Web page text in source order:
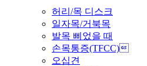
허리/목 디스크
일자목/거북목
발목 삐었을 때
손목통증(TFCC)
오십견